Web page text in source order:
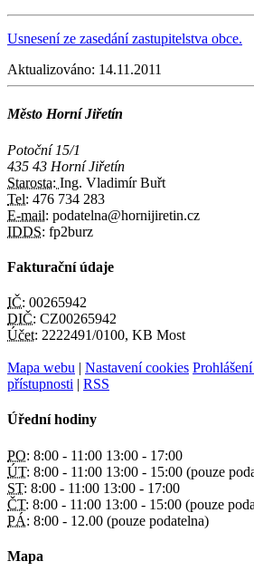
Usnesení ze zasedání zastupitelstva obce.
Aktualizováno: 14.11.2011
Město Horní Jiřetín
Potoční 15/1
435 43 Horní Jiřetín
Starosta: Ing. Vladimír Buřt
Tel: 476 734 283
E-mail: podatelna@hornijiretin.cz
IDDS: fp2burz
Fakturační údaje
IČ: 00265942
DIČ: CZ00265942
Účet: 2222491/0100, KB Most
Mapa webu | Nastavení cookies
přístupnosti | RSS
Úřední hodiny
PO: 8:00 - 11:00 13:00 - 17:00
ÚT: 8:00 - 11:00 13:00 - 15:00 (pouze
ST: 8:00 - 11:00 13:00 - 17:00
ČT: 8:00 - 11:00 13:00 - 15:00 (pouze
PÁ: 8:00 - 12.00 (pouze podatelna)
Mapa